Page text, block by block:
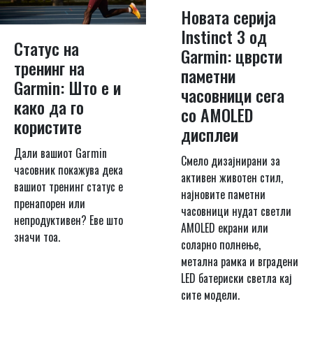
Статус на
тренинг на
Garmin: Што е и
како да го
користите
Дали вашиот Garmin
часовник покажува дека
вашиот тренинг статус е
пренапорен или
непродуктивен? Еве што
значи тоа.
Новата серија
Instinct 3 од
Garmin: цврсти
паметни
часовници сега
со AMOLED
дисплеи
Смело дизајнирани за
активен животен стил,
најновите паметни
часовници нудат светли
AMOLED екрани или
соларно полнење,
метална рамка и вградени
LED батериски светла кај
сите модели.